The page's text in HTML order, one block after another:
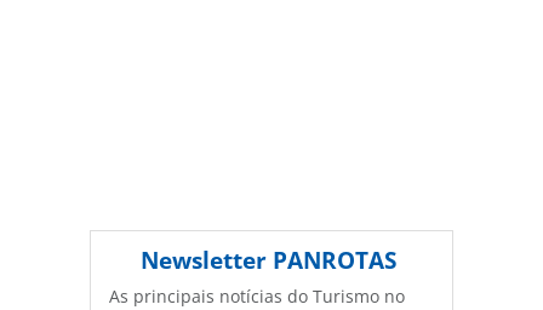
Newsletter PANROTAS
As principais notícias do Turismo no